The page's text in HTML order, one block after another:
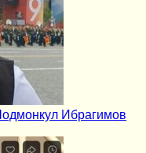
Ибрагимов